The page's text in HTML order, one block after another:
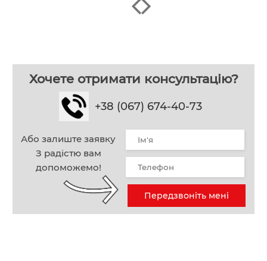
Хочете отримати консультацію?
+38 (067) 674-40-73
Або залиште заявку
З радістю вам
допоможемо!
Передзвоніть мені